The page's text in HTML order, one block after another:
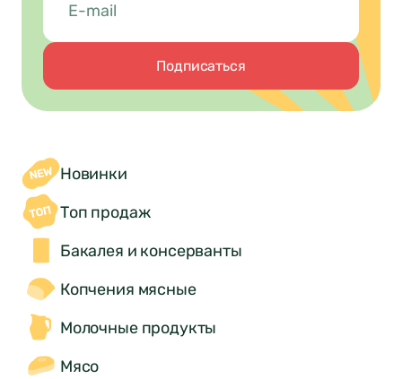
Подписаться
Новинки
Топ продаж
Бакалея и консерванты
Копчения мясные
Молочные продукты
Мясо
Отправить